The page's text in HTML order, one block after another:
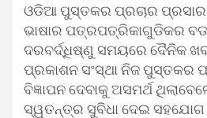
ଓଡିଆ ପୁସ୍ତକର ପ୍ରଚାର
ଭାଷାର ପତ୍ରପତ୍ରିକାଗୁଡିକର
ଦରବର୍ଦ୍ଧିଷ୍ଣୁ ସମୟରେ ଦୈନିକ
ପ୍ରକାଶନ ସଂସ୍ଥା ନିଜ ପୁସ୍ତକର
ବିଜ୍ଞାପନ ଦେବାକୁ ଅସମର୍ଥ
ସ୍ୱତନ୍ତ୍ର ସୁବିଧା ଦେଇ